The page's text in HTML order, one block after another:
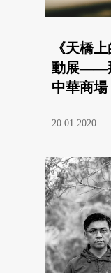
《天橋
動展——
中華商場
20.01.2020